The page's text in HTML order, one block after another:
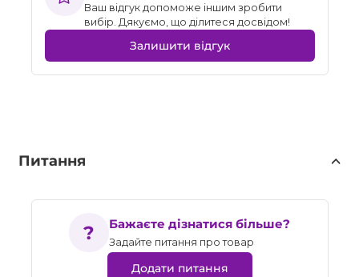
Ваш відгук допоможе іншим зробити
вибір. Дякуємо, що ділитеся досвідом!
Залишити відгук
Питання
Бажаєте дізнатися більше?
Задайте питання про товар
Додати питання